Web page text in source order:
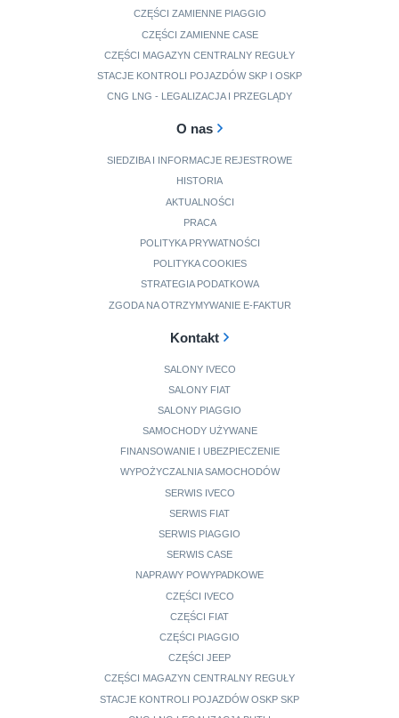
CZĘŚCI ZAMIENNE PIAGGIO
CZĘŚCI ZAMIENNE CASE
CZĘŚCI MAGAZYN CENTRALNY REGUŁY
STACJE KONTROLI POJAZDÓW SKP I OSKP
CNG LNG - LEGALIZACJA I PRZEGLĄDY
O nas
SIEDZIBA I INFORMACJE REJESTROWE
HISTORIA
AKTUALNOŚCI
PRACA
POLITYKA PRYWATNOŚCI
POLITYKA COOKIES
STRATEGIA PODATKOWA
ZGODA NA OTRZYMYWANIE E-FAKTUR
Kontakt
SALONY IVECO
SALONY FIAT
SALONY PIAGGIO
SAMOCHODY UŻYWANE
FINANSOWANIE I UBEZPIECZENIE
WYPOŻYCZALNIA SAMOCHODÓW
SERWIS IVECO
SERWIS FIAT
SERWIS PIAGGIO
SERWIS CASE
NAPRAWY POWYPADKOWE
CZĘŚCI IVECO
CZĘŚCI FIAT
CZĘŚCI PIAGGIO
CZĘŚCI JEEP
CZĘŚCI MAGAZYN CENTRALNY REGUŁY
STACJE KONTROLI POJAZDÓW OSKP SKP